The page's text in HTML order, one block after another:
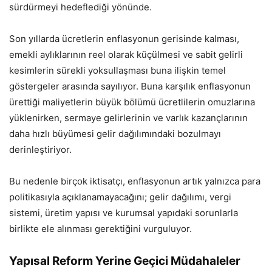
sürdürmeyi hedeflediği yönünde.
Son yıllarda ücretlerin enflasyonun gerisinde kalması,
emekli aylıklarının reel olarak küçülmesi ve sabit gelirli
kesimlerin sürekli yoksullaşması buna ilişkin temel
göstergeler arasında sayılıyor. Buna karşılık enflasyonun
ürettiği maliyetlerin büyük bölümü ücretlilerin omuzlarına
yüklenirken, sermaye gelirlerinin ve varlık kazançlarının
daha hızlı büyümesi gelir dağılımındaki bozulmayı
derinleştiriyor.
Bu nedenle birçok iktisatçı, enflasyonun artık yalnızca para
politikasıyla açıklanamayacağını; gelir dağılımı, vergi
sistemi, üretim yapısı ve kurumsal yapıdaki sorunlarla
birlikte ele alınması gerektiğini vurguluyor.
Yapısal Reform Yerine Geçici Müdahaleler